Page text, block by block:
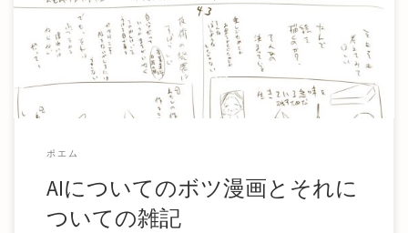
とまた同じことで一生悩み続けそうだな、と思った […]
ポエム
AIについてのボツ漫画とそれに
ついての雑記